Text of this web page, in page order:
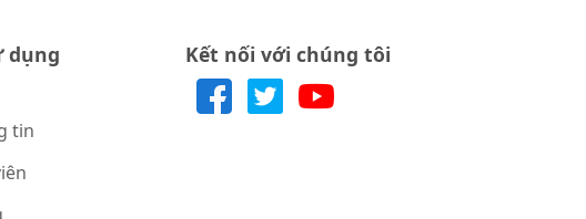
dụng
tin
Kết nối với chúng tôi